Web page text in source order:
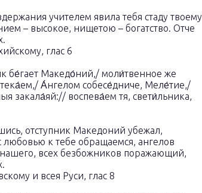
учителем явила тебя стаду твоему
– высокое, нищетою – богатство. Отче
глас 6
бе́гает Македо́ний,/ моли́твенное же
А́нгелом собесе́дниче, Меле́тие,/
закала́яй:// воспева́ем тя, свети́льника,
отступник Македоний убежал,
к тебе обращаемся, ангелов
всех безбожников поражающий,
и всея Руси, глас 8